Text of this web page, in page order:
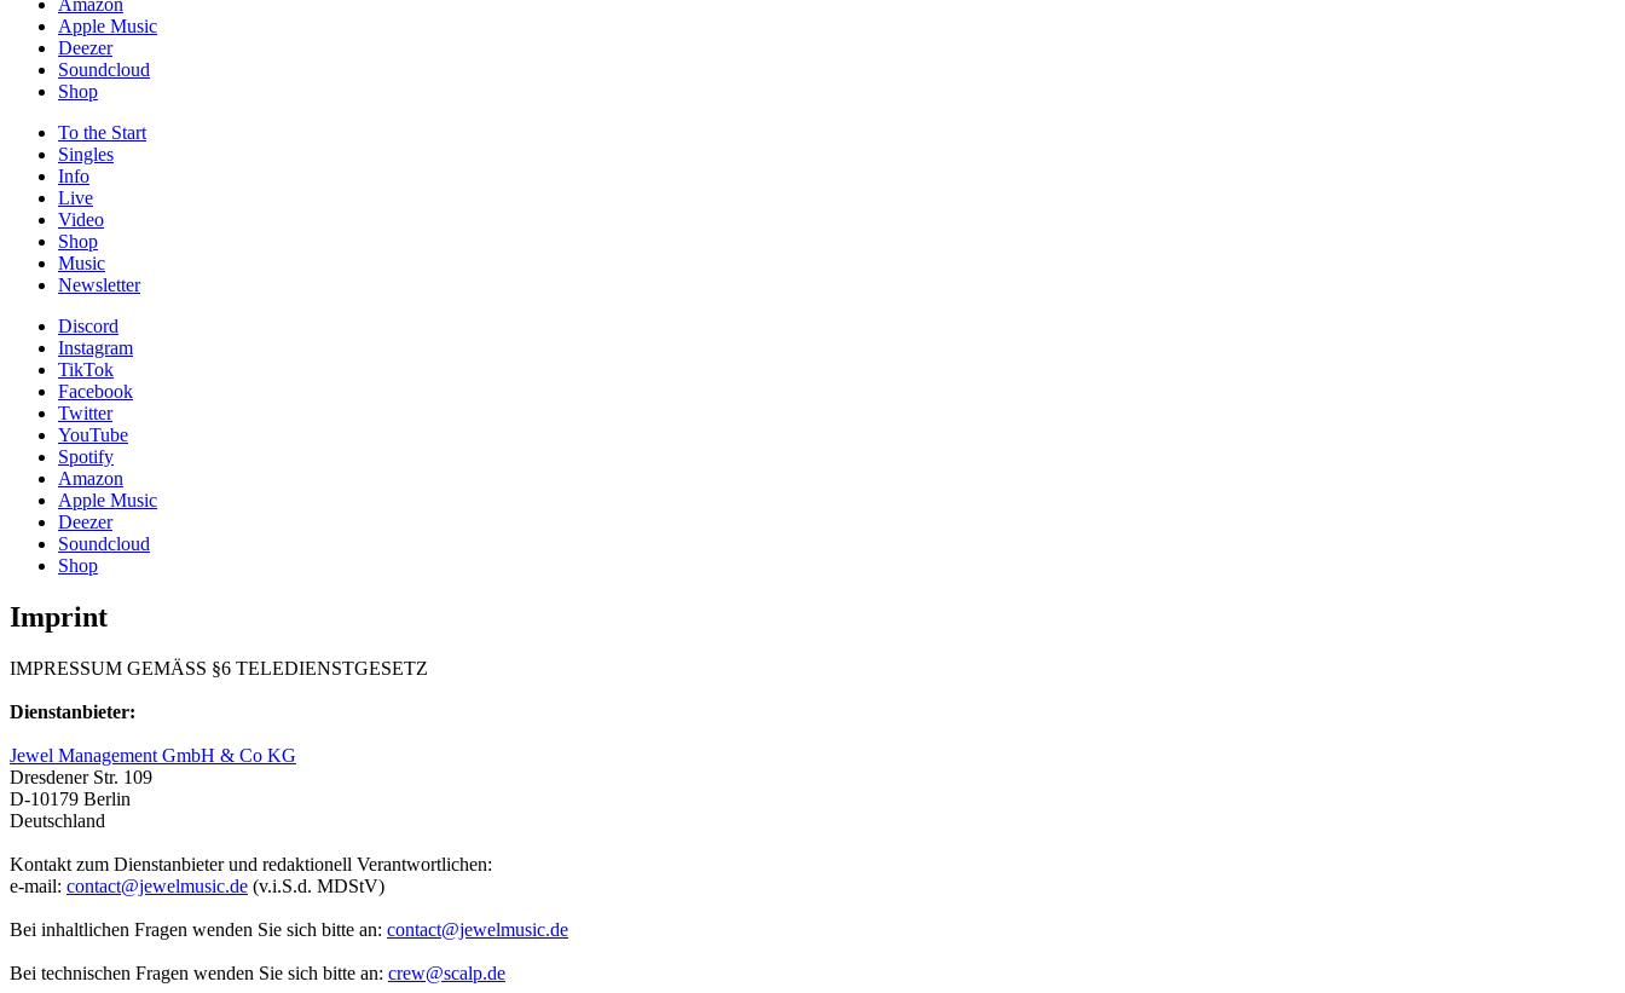
Amazon
Apple Music
Deezer
Soundcloud
Shop
To the Start
Singles
Info
Live
Video
Shop
Music
News­letter
Discord
Instagram
TikTok
Facebook
Twitter
YouTube
Spotify
Amazon
Apple Music
Deezer
Soundcloud
Shop
Imprint
IMPRESSUM GEMÄSS §6 TELEDIENSTGESETZ
Dienstanbieter:
Jewel Management GmbH & Co KG
Dresdener Str. 109
D-10179 Berlin
Deutschland
Kontakt zum Dienstanbieter und redaktionell Verantwortlichen:
e-mail: contact@jewelmusic.de (v.i.S.d. MDStV)
Bei inhaltlichen Fragen wenden Sie sich bitte an: contact@jewelmusic.de
Bei technischen Fragen wenden Sie sich bitte an: crew@scalp.de